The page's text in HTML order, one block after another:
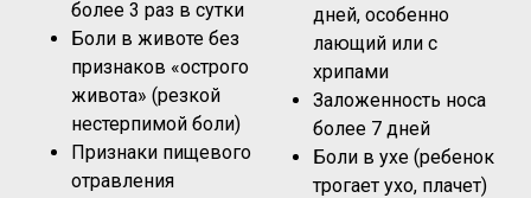
более 3 раз в сутки
Боли в животе без
признаков «острого
живота» (резкой
нестерпимой боли)
Признаки пищевого
отравления
дней, особенно
лающий или с
хрипами
Заложенность носа
более 7 дней
Боли в ухе (ребенок
трогает ухо, плачет)